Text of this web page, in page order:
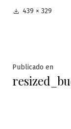
Tamaño439 × 329
de
Publicado en